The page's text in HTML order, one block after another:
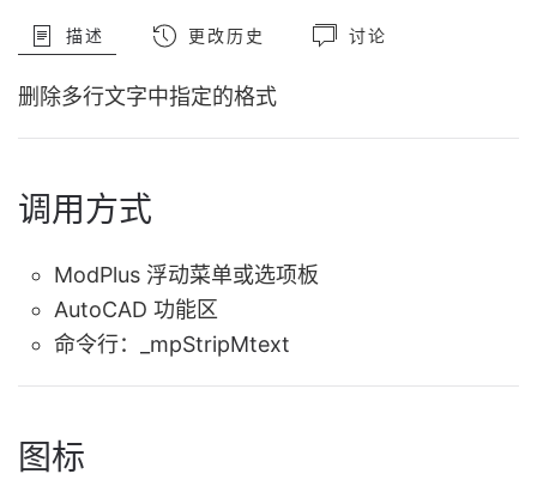
描述 更改历史 讨论
删除多行文字中指定的格式
调用方式
ModPlus 浮动菜单或选项板
AutoCAD 功能区
命令行：
_mpStripMtext
图标